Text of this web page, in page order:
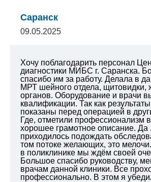
Саранск
09.05.2025
Хочу поблагодарить персонал
диагностики МИБС г. Саранска.
спасибо им за работу. Делала в
МРТ шейного отдела, щитовидки,
органов. Оборудование и врачи
квалификации. Так как
показаны перед операцией в
Где, отметили профессионализм
хорошее грамотное описание. Да
приходилось подождать
том потоке желающих, это
в поликлинике мы ждём своей
Большое спасибо руководству,
врачам данной клиники. Все
профессионально. В этом я